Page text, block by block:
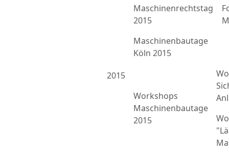
2015
Maschinenrechtstag
2015
Maschinenbautage
Köln 2015
Workshops
Maschinenbautage
2015